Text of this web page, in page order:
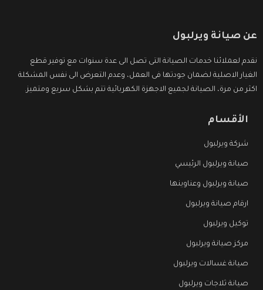
عن صيانة ويرلبول
نقدم لعملائنا خدمات الصيانة التى تصل الى عدة سنوات مع توفير قطع
الغيار الاصلية لضمان جودتها فى العمل، وعدم التعرض الى نفس المشكلة
اكثر من مرة، الصيانة لجميع الاجهزة الكهربائية تتم بشكل سريع ومتميز.
الأقسام
شركة ويرلبول
صيانة ويرلبول الرئيسي
صيانة ويرلبول وعناوينها
ارقام صيانة ويرلبول
توكيل ويرلبول
مركز صيانة ويرلبول
صيانة غسالات ويرلبول
صيانة ثلاجات ويرلبول